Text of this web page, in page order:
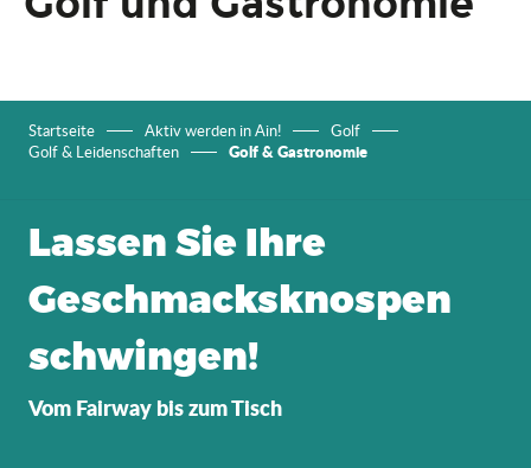
Startseite Aktiv werden in Ain!
Golf
Golf & Leidenschaften
Golf & Gastronomie
Lassen Sie Ihre
Geschmacksknospen
schwingen!
Vom Fairway bis zum Tisch